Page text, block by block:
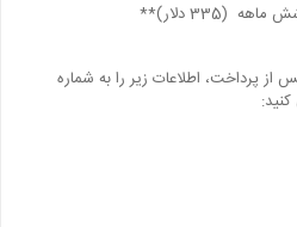
(335 دلار)**
پرداخت، اطلاعات زیر را به شماره